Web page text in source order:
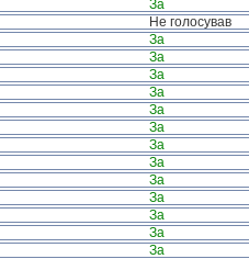
За
Не голосував
За
За
За
За
За
За
За
За
За
За
За
За
За